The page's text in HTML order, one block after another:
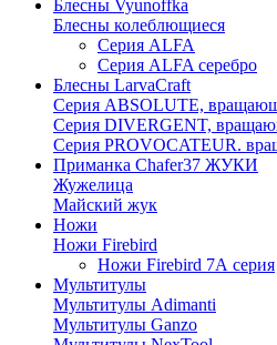
Блесны Vyunoffka
Блесны колеблющиеся
Серия ALFA
Серия ALFA серебро
Блесны LarvaCraft
Серия ABSOLUTE,
Серия DIVERGENT,
Серия PROVOCATEUR.
Приманка Chafer37 ЖУКИ
Жужелица
Майский жук
Ножи
Ножи Firebird
Ножи Firebird 7А серия
Мультитулы
Мультитулы Adimanti
Мультитулы Ganzo